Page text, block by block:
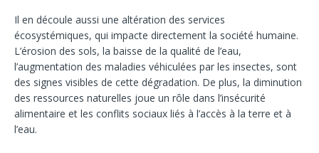
Il en découle aussi une altération des services
écosystémiques, qui impacte directement la société humaine.
L’érosion des sols, la baisse de la qualité de l’eau,
l’augmentation des maladies véhiculées par les insectes, sont
des signes visibles de cette dégradation. De plus, la diminution
des ressources naturelles joue un rôle dans l’insécurité
alimentaire et les conflits sociaux liés à l’accès à la terre et à
l’eau.